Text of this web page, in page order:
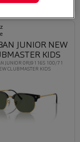
cena z 30 dni przed
JUNIOR 0RJ9116S 100/71
CLUBMASTER KIDS
JUNIOR NEW
KIDS